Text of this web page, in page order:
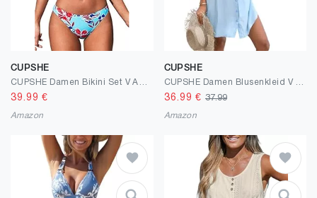
CUPSHE
39.99 €
Amazon
CUPSHE
36.99 € 37.99
Amazon